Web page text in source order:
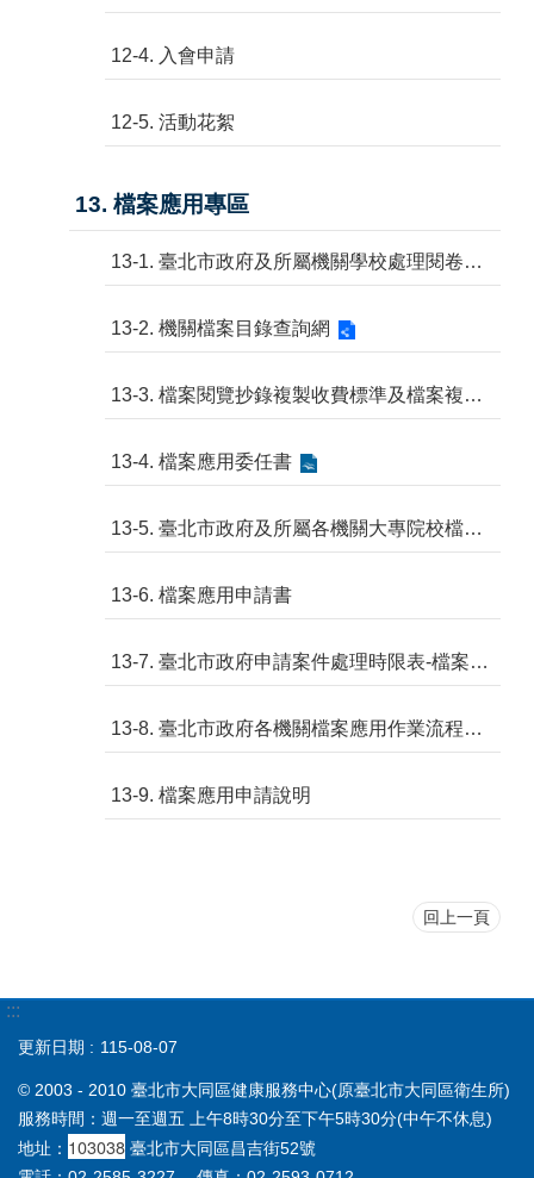
12-4. 入會申請
12-5. 活動花絮
13. 檔案應用專區
13-1. 臺北市政府及所屬機關學校處理閱卷作業要點
13-2. 機關檔案目錄查詢網
13-3. 檔案閱覽抄錄複製收費標準及檔案複製收費標準表
13-4. 檔案應用委任書
13-5. 臺北市政府及所屬各機關大專院校檔案開放應用要點
13-6. 檔案應用申請書
13-7. 臺北市政府申請案件處理時限表-檔案應用
13-8. 臺北市政府各機關檔案應用作業流程圖
13-9. 檔案應用申請說明
回上一頁
:::
更新日期 115-08-07
© 2003 - 2010 臺北市大同區健康服務中心(原臺北市大同區衛生所)
服務時間：週一至週五 上午8時30分至下午5時30分(中午不休息)
地址： 103038 臺北市大同區昌吉街52號